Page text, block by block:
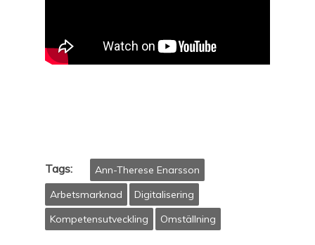
Tags:
Ann-Therese Enarsson
Arbetsmarknad
Digitalisering
Kompetensutveckling
Omställning